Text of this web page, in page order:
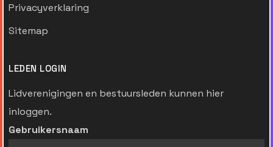
Privacyverklaring
Sitemap
LEDEN LOGIN
Lidverenigingen en bestuursleden kunnen hier
inloggen.
Gebruikersnaam